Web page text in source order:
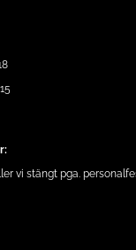
vi stängt pga.